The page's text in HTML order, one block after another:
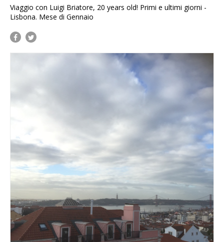
Viaggio con Luigi Briatore, 20 years old! Primi e ultimi giorni -
Lisbona. Mese di Gennaio